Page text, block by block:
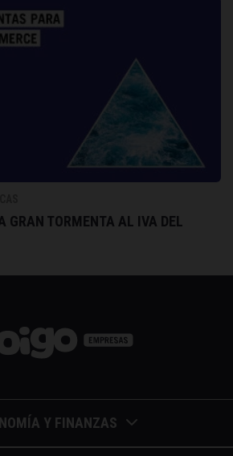
GRAN TORMENTA AL IVA DEL
Y FINANZAS